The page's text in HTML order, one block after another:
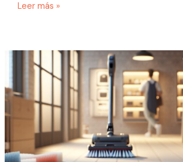
Leer más »
Mantenimiento
inteligente
robots
compatibles,